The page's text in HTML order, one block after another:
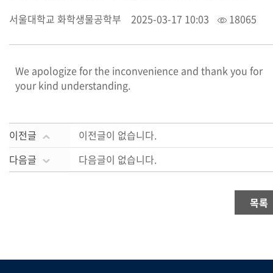
서울대학교 화학생물공학부 2025-03-17 10:03 18065
We apologize for the inconvenience and thank you for
your kind understanding.
이전글
이전글이 없습니다.
다음글
다음글이 없습니다.
목록